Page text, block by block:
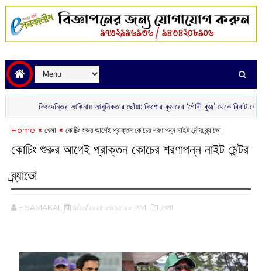
কিংবদন্তির আঙিনায় আধুনিকতার ছোঁয়া: কিশোর কুমারের ‘গৌরী কুঞ্জ’ থেকে বিরাট কোহলির
Home খেলা কোচিং শুরুর আগেই প্রাক্তন কোচের শরণাপন্ন নাইট মেন্টর ব্র্যাভো
কোচিং শুরুর আগেই প্রাক্তন কোচের শরণাপন্ন নাইট মেন্টর
ব্র্যাভো
E SAMAKALIN ৩/১৬/২০২৫ ০৬:১৫:০০ PM ,খেলা